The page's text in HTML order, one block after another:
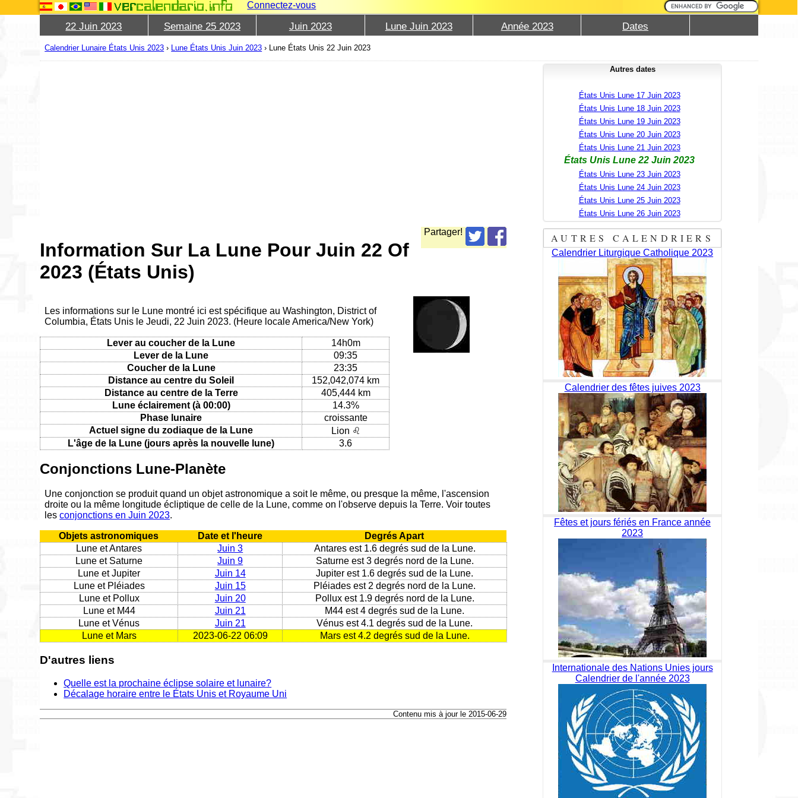
Connectez-vous
22 Juin 2023 Semaine 25 2023 Juin 2023 Lune Juin 2023 Année 2023 Dates
Calendrier Lunaire États Unis 2023 › Lune États Unis Juin 2023 › Lune États Unis 22 Juin 2023
Partager!
Information Sur La Lune Pour Juin 22 Of
2023 (États Unis)
Les informations sur le Lune montré ici est spécifique au Washington, District of
Columbia, États Unis le Jeudi, 22 Juin 2023. (Heure locale America/New York)
Lever au coucher de la Lune
14h0m
Lever de la Lune
09:35
Coucher de la Lune
23:35
Distance au centre du Soleil
152,042,074 km
Distance au centre de la Terre
405,444 km
Lune éclairement (à 00:00)
14.3%
Phase lunaire
croissante
Actuel signe du zodiaque de la Lune
Lion ♌
L'âge de la Lune (jours après la nouvelle lune)
3.6
Conjonctions Lune-Planète
Une conjonction se produit quand un objet astronomique a soit le même, ou presque la même, l'ascension
droite ou la même longitude écliptique de celle de la Lune, comme on l'observe depuis la Terre. Voir toutes
lesconjonctions en Juin 2023.
Objets astronomiques Date et l'heure
Degrés Apart
Lune et Antares
Juin 3
Antares est 1.6 degrés sud de la Lune.
Lune et Saturne
Juin 9
Saturne est 3 degrés nord de la Lune.
Lune et Jupiter
Juin 14
Jupiter est 1.6 degrés sud de la Lune.
Lune et Pléiades
Juin 15
Pléiades est 2 degrés nord de la Lune.
Lune et Pollux
Juin 20
Pollux est 1.9 degrés nord de la Lune.
Lune et M44
Juin 21
M44 est 4 degrés sud de la Lune.
Lune et Vénus
Juin 21
Vénus est 4.1 degrés sud de la Lune.
Lune et Mars
2023-06-22 06:09 Mars est 4.2 degrés sud de la Lune.
D'autres liens
Quelle est la prochaine éclipse solaire et lunaire?
Décalage horaire entre le États Unis et Royaume Uni
Contenu mis à jour le 2015-06-29
Autres dates
États Unis Lune 17 Juin 2023
États Unis Lune 18 Juin 2023
États Unis Lune 19 Juin 2023
États Unis Lune 20 Juin 2023
États Unis Lune 21 Juin 2023
États Unis Lune 22 Juin 2023
États Unis Lune 23 Juin 2023
États Unis Lune 24 Juin 2023
États Unis Lune 25 Juin 2023
États Unis Lune 26 Juin 2023
AUTRES CALENDRIERS
Calendrier Liturgique Catholique 2023
Calendrier des fêtes juives 2023
Fêtes et jours fériés en France année
2023
Internationale des Nations Unies jours
Calendrier de l'année 2023